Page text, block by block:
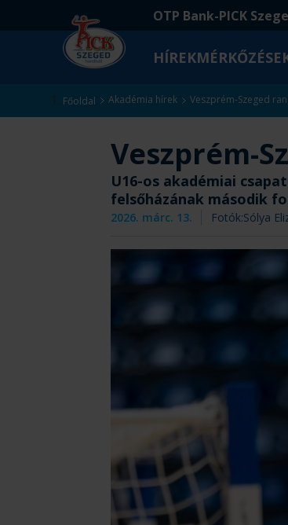
OTP Bank-PICK
HÍREK
Főoldal Akadémia hírek Veszprém-Szeged
Veszprém-
U16-os akadémiai
felsőházának második
2026. márc. 13. Fotók:Sólya